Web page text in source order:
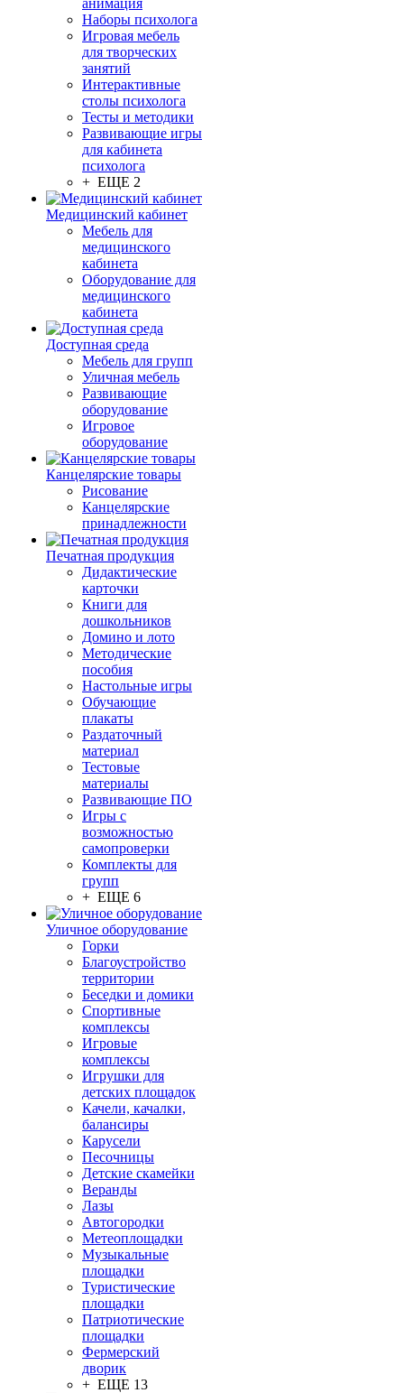
анимация
Наборы психолога
Игровая мебель
для творческих
занятий
Интерактивные
столы психолога
Тесты и методики
Развивающие игры
для кабинета
психолога
+ ЕЩЕ 2
Медицинский кабинет
Мебель для
медицинского
кабинета
Оборудование для
медицинского
кабинета
Доступная среда
Мебель для групп
Уличная мебель
Развивающие
оборудование
Игровое
оборудование
Канцелярские товары
Рисование
Канцелярские
принадлежности
Печатная продукция
Дидактические
карточки
Книги для
дошкольников
Домино и лото
Методические
пособия
Настольные игры
Обучающие
плакаты
Раздаточный
материал
Тестовые
материалы
Развивающие ПО
Игры с
возможностью
самопроверки
Комплекты для
групп
+ ЕЩЕ 6
Уличное оборудование
Горки
Благоустройство
территории
Беседки и домики
Спортивные
комплексы
Игровые
комплексы
Игрушки для
детских площадок
Качели, качалки,
балансиры
Карусели
Песочницы
Детские скамейки
Веранды
Лазы
Автогородки
Метеоплощадки
Музыкальные
площадки
Туристические
площадки
Патриотические
площадки
Фермерский
дворик
+ ЕЩЕ 13